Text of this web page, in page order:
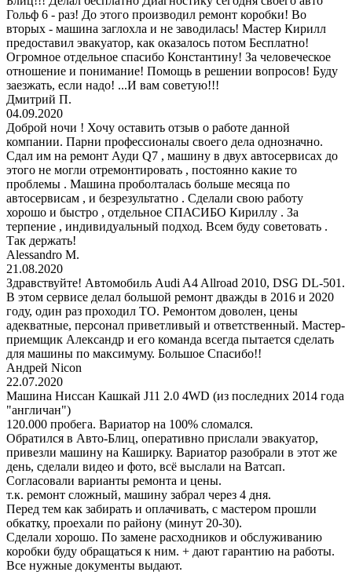
Гольф 6 - раз! До этого производил ремонт коробки! Во
вторых - машина заглохла и не заводилась! Мастер Кирилл
предоставил эвакуатор, как оказалось потом Бесплатно!
Огромное отдельное спасибо Константину! За человеческое
отношение и понимание! Помощь в решении вопросов! Буду
заезжать, если надо! ...И вам советую!!!
Дмитрий П.
04.09.2020
Доброй ночи ! Хочу оставить отзыв о работе данной
компании. Парни профессионалы своего дела однозначно.
Сдал им на ремонт Ауди Q7 , машину в двух автосервисах до
этого не могли отремонтировать , постоянно какие то
проблемы . Машина проболталась больше месяца по
автосервисам , и безрезультатно . Сделали свою работу
хорошо и быстро , отдельное СПАСИБО Кириллу . За
терпение , индивидуальный подход. Всем буду советовать .
Так держать!
Alessandro M.
21.08.2020
Здравствуйте! Автомобиль Audi A4 Allroad 2010, DSG DL-501.
В этом сервисе делал большой ремонт дважды в 2016 и 2020
году, один раз проходил ТО. Ремонтом доволен, цены
адекватные, персонал приветливый и ответственный. Мастер-
приемщик Александр и его команда всегда пытается сделать
для машины по максимуму. Большое Спасибо!!
Андрей Nicon
22.07.2020
Машина Ниссан Кашкай J11 2.0 4WD (из последних 2014 года
"англичан")
120.000 пробега. Вариатор на 100% сломался.
Обратился в Авто-Блиц, оперативно прислали эвакуатор,
привезли машину на Каширку. Вариатор разобрали в этот же
день, сделали видео и фото, всё выслали на Ватсап.
Согласовали варианты ремонта и цены.
т.к. ремонт сложный, машину забрал через 4 дня.
Перед тем как забирать и оплачивать, с мастером прошли
обкатку, проехали по району (минут 20-30).
Сделали хорошо. По замене расходников и обслуживанию
коробки буду обращаться к ним. + дают гарантию на работы.
Все нужные документы выдают.